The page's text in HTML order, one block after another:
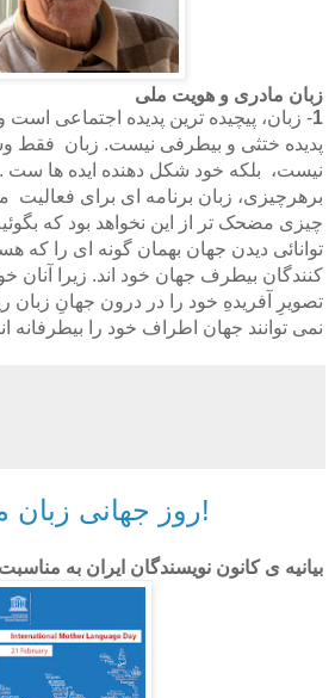
زبان مادری و هویت ملی
1- زبان، پیچیده ترین پدیده اجتماعی است
پدیده ختثی و بیطرفی نیست. زبان فقط
نیست، بلکه خود شکل دهنده ایده ها ست .
برهرچیزی، زبان برنامه ای برای
چیزی مضحک تر از این نخواهد بود که
توانائی دیدن جهان بهمان گونه ای را که
کنندگان بیطرف جهان خود اند. زیرا آنان
تصویرِ آفریدهِ خود را در درون جهانِ زبان
نمی توانند جهان اطراف خود را بیطرفانه
روز جهانی زبان مادری گرامی باد!
بیانیه ی کانون نویسندگان ایران به